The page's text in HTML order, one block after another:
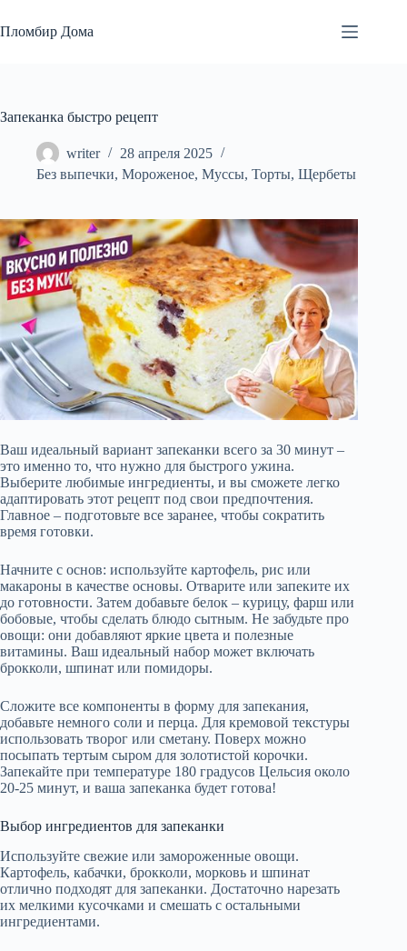
к
сути
Пломбир Дома
Запеканка быстро рецепт
writer
28 апреля 2025
Без выпечки, Мороженое, Муссы, Торты, Щербеты
Ваш идеальный вариант запеканки всего за 30 минут –
это именно то, что нужно для быстрого ужина.
Выберите любимые ингредиенты, и вы сможете легко
адаптировать этот рецепт под свои предпочтения.
Главное – подготовьте все заранее, чтобы сократить
время готовки.
Начните с основ: используйте картофель, рис или
макароны в качестве основы. Отварите или запеките их
до готовности. Затем добавьте белок – курицу, фарш или
бобовые, чтобы сделать блюдо сытным. Не забудьте про
овощи: они добавляют яркие цвета и полезные
витамины. Ваш идеальный набор может включать
брокколи, шпинат или помидоры.
Сложите все компоненты в форму для запекания,
добавьте немного соли и перца. Для кремовой текстуры
использовать творог или сметану. Поверх можно
посыпать тертым сыром для золотистой корочки.
Запекайте при температуре 180 градусов Цельсия около
20-25 минут, и ваша запеканка будет готова!
Выбор ингредиентов для запеканки
Используйте свежие или замороженные овощи.
Картофель, кабачки, брокколи, морковь и шпинат
отлично подходят для запеканки. Достаточно нарезать
их мелкими кусочками и смешать с остальными
ингредиентами.